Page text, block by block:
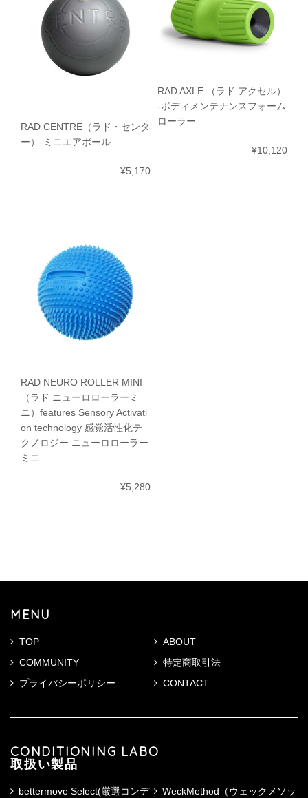
RAD CENTRE（ラド・センタ
ー）-ミニエアボール
¥5,170
RAD AXLE （ラド アクセル）
-ボディメンテナンスフォーム
ローラー
¥10,120
RAD NEURO ROLLER MINI
（ラド ニューロローラーミ
ニ）features Sensory Activati
on technology 感覚活性化テ
クノロジー ニューロローラー
ミニ
¥5,280
MENU
TOP
ABOUT
COMMUNITY
特定商取引法
プライバシーポリシー
CONTACT
CONDITIONING LABO
取扱い製品
bettermove Select(厳選コンデ
WeckMethod（ウェックメソッ